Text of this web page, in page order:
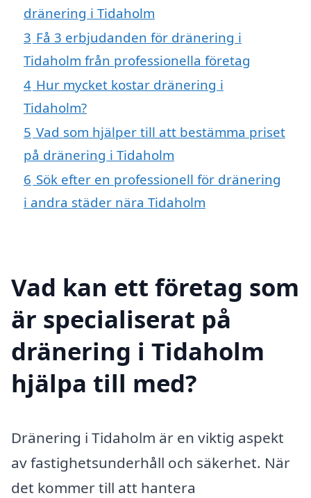
dränering i Tidaholm
3 Få 3 erbjudanden för dränering i
Tidaholm från professionella företag
4 Hur mycket kostar dränering i
Tidaholm?
5 Vad som hjälper till att bestämma priset
på dränering i Tidaholm
6 Sök efter en professionell för dränering
i andra städer nära Tidaholm
Vad kan ett företag som
är specialiserat på
dränering i Tidaholm
hjälpa till med?
Dränering i Tidaholm är en viktig aspekt
av fastighetsunderhåll och säkerhet. När
det kommer till att hantera